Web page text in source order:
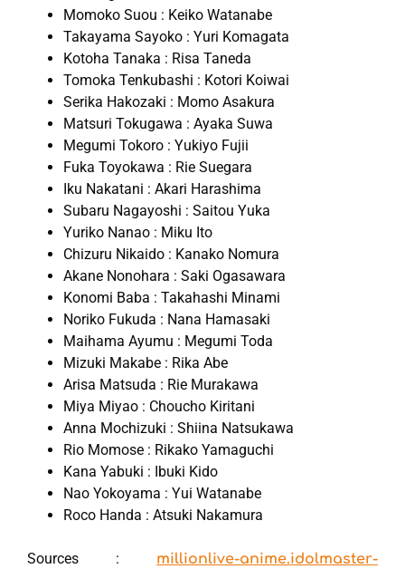
Momoko Suou : Keiko Watanabe
Takayama Sayoko : Yuri Komagata
Kotoha Tanaka : Risa Taneda
Tomoka Tenkubashi : Kotori Koiwai
Serika Hakozaki : Momo Asakura
Matsuri Tokugawa : Ayaka Suwa
Megumi Tokoro : Yukiyo Fujii
Fuka Toyokawa : Rie Suegara
Iku Nakatani : Akari Harashima
Subaru Nagayoshi : Saitou Yuka
Yuriko Nanao : Miku Ito
Chizuru Nikaido : Kanako Nomura
Akane Nonohara : Saki Ogasawara
Konomi Baba : Takahashi Minami
Noriko Fukuda : Nana Hamasaki
Maihama Ayumu : Megumi Toda
Mizuki Makabe : Rika Abe
Arisa Matsuda : Rie Murakawa
Miya Miyao : Choucho Kiritani
Anna Mochizuki : Shiina Natsukawa
Rio Momose : Rikako Yamaguchi
Kana Yabuki : Ibuki Kido
Nao Yokoyama : Yui Watanabe
Roco Handa : Atsuki Nakamura
Sources : millionlive-anime.idolmaster-